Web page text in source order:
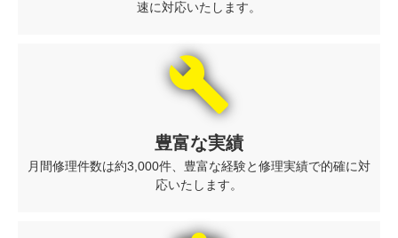
速に対応いたします。
build
豊富な実績
月間修理件数は約3,000件、豊富な経験と修理実績で的確に対
応いたします。